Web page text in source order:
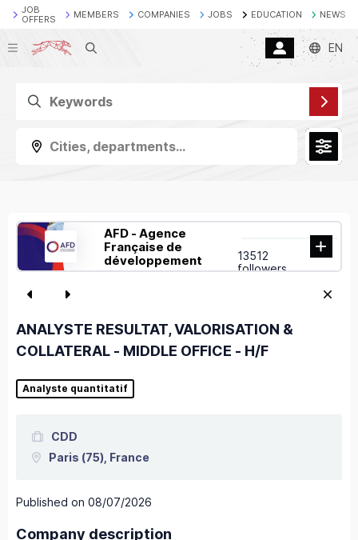
JOB
OFFERS
MEMBERS COMPANIES JOBS EDUCATION NEWS
Search EN
Cities, departments...
AFD - Agence
Française de
développement
13512
followers
ANALYSTE RESULTAT, VALORISATION &
COLLATERAL - MIDDLE OFFICE - H/F
Analyste quantitatif
CDD
Paris (75), France
Published on 08/07/2026
Company description